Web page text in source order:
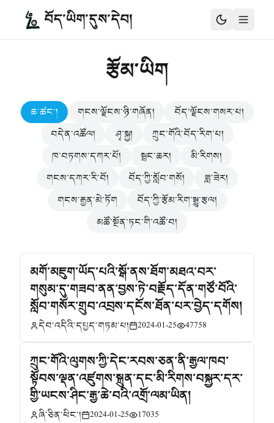
བོད་ཡིག་དུས་དེབ།
རྩོམ་ཡིག
ཆ་ཚང་། གངས་ལྗོངས་ཉི་གཞོན།
བོད་ལྗོངས་གསར་པ།
བདེན་འཚོལ།
ཤྭ་སྐྱ།
ཀྲུང་གོའི་བོད་རིག་པ།
ཁ་བཏགས་དཀར་པོ།
སྦྲང་ཆར།
མི་རིགས།
གངས་དཀར་རི་བོ།
བོད་ཀྱི་སློབ་གསོ།
ཟླ་ཟེར།
གངས་རྒྱན་མེ་ཏོག
བོད་ཀྱི་རྩོམ་རིག་སྒྱུ་རྩལ།
མཚོ་སྔོན་ཏང་གི་འཚོ་བ།
མགོ་མཇུག་ཡོད་པའི་སྒོ་ནས་ཐོག་མཐའ་བར་
གསུམ་དུ་གཟབ་ནན་བྱས་ཏེ་བརྗོད་དོན་གཙོ་བོའི་
སློབ་གསོར་གྲུབ་འབྲས་དངོས་ཐོན་པར་བྱེད་དགོས།
དེབ་འདིའི་དཔྱད་གཏམ་པ། 2024-01-25 47758
ཀྲུང་གོའི་ལུགས་ཀྱི་དེང་རབས་ཅན་ནི་རྒྱལ་ཁབ་
སྟོབས་ལྡན་འཛུགས་སྐྲུན་དང་མི་རིགས་བསྐྱར་དར་
གྱི་ཡངས་ཤིང་རྒྱ་ཆེ་བའི་འགྲོ་ལམ་ཡིན།
ཞི་ཅིན་ཕིང་། 2024-01-25 17035